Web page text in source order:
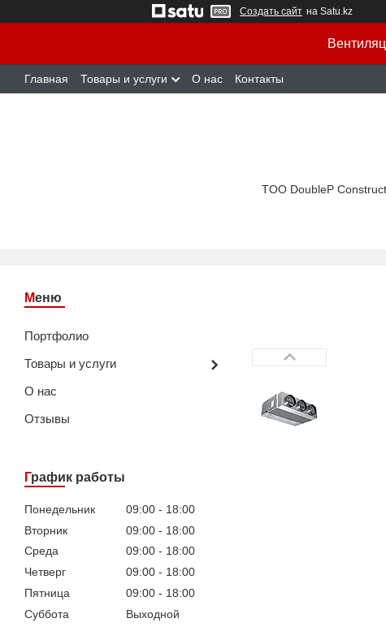
Создать сайт на Satu.kz
Главная Товары и услуги О нас Контакты
TOO DoubleP
Портфолио
Товары и услуги
О нас
Отзывы
График работы
Понедельник 09:00
18:00
Вторник
09:00
18:00
Среда
09:00
18:00
Четверг
09:00
18:00
Пятница
09:00
18:00
Суббота
Выходной